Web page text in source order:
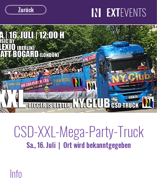
Zurück EXTEVENTS
CSD-XXL-Mega-Party-Truck
Sa., 16. Juli
  |
Ort wird bekanntgegeben
Info